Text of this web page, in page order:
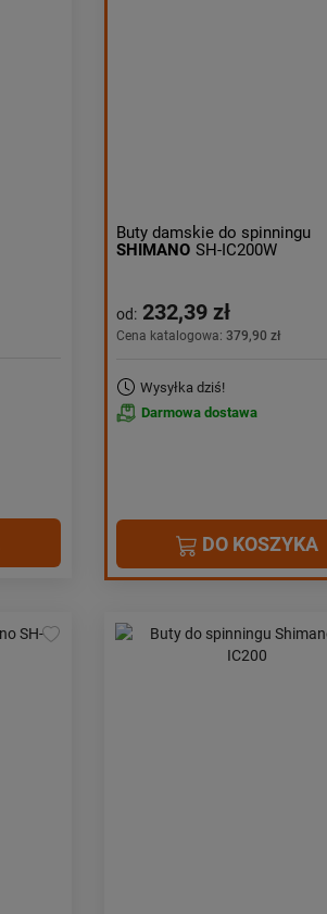
Buty damskie do spinningu
SHIMANO SH-IC200W
od:232,39 zł
Cena katalogowa: 379,90 zł
Wysyłka dziś!
Darmowa dostawa
DO KOSZYKA